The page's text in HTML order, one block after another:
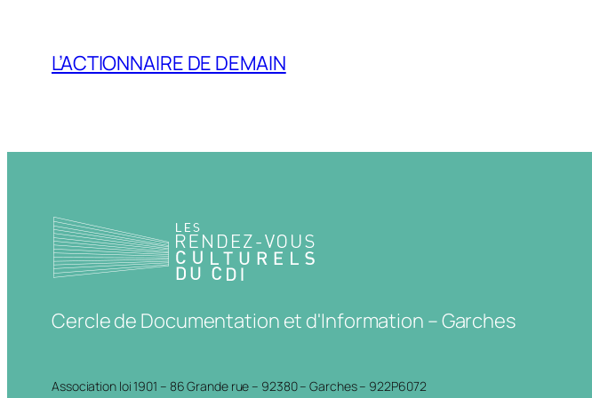
L’ACTIONNAIRE DE DEMAIN
Cercle de Documentation et d'Information – Garches
Association loi 1901 – 86 Grande rue – 92380 – Garches – 922P6072